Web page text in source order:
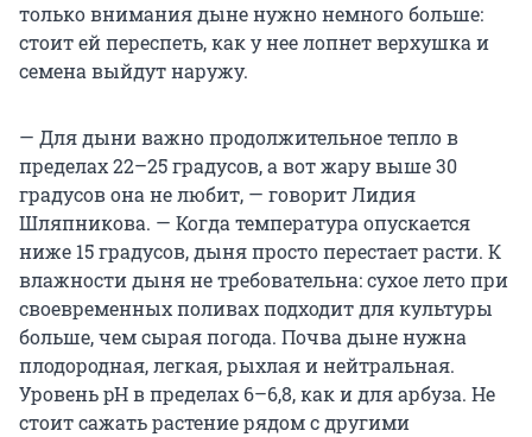
только внимания дыне нужно немного больше:
стоит ей переспеть, как у нее лопнет верхушка и
семена выйдут наружу.
— Для дыни важно продолжительное тепло в
пределах 22–25 градусов, а вот жару выше 30
градусов она не любит, — говорит Лидия
Шляпникова. — Когда температура опускается
ниже 15 градусов, дыня просто перестает расти. К
влажности дыня не требовательна: сухое лето при
своевременных поливах подходит для культуры
больше, чем сырая погода. Почва дыне нужна
плодородная, легкая, рыхлая и нейтральная.
Уровень pH в пределах 6–6,8, как и для арбуза. Не
стоит сажать растение рядом с другими